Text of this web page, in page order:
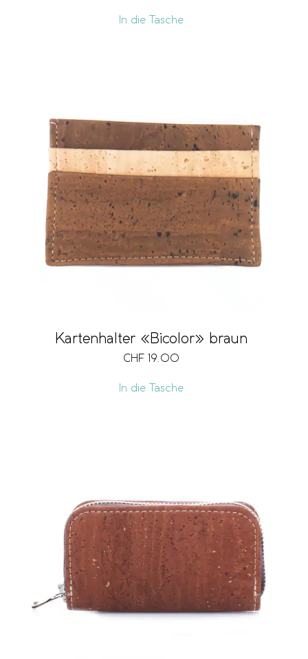
In die Tasche
Kartenhalter «Bicolor» braun
CHF 19.00
In die Tasche